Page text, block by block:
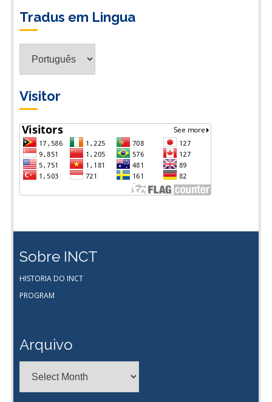
Tradus em Lingua
Visitor
Sobre INCT
HISTORIA DO INCT
PROGRAM
Arquivo